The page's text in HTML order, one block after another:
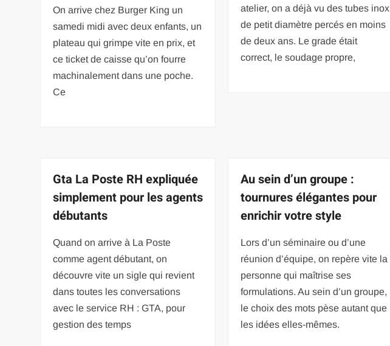
On arrive chez Burger King un
samedi midi avec deux enfants, un
plateau qui grimpe vite en prix, et
ce ticket de caisse qu’on fourre
machinalement dans une poche.
Ce
atelier, on a déjà vu des tubes inox
de petit diamètre percés en moins
de deux ans. Le grade était
correct, le soudage propre,
Gta La Poste RH expliquée
simplement pour les agents
débutants
Quand on arrive à La Poste
comme agent débutant, on
découvre vite un sigle qui revient
dans toutes les conversations
avec le service RH : GTA, pour
gestion des temps
Au sein d’un groupe :
tournures élégantes pour
enrichir votre style
Lors d’un séminaire ou d’une
réunion d’équipe, on repère vite la
personne qui maîtrise ses
formulations. Au sein d’un groupe,
le choix des mots pèse autant que
les idées elles-mêmes.